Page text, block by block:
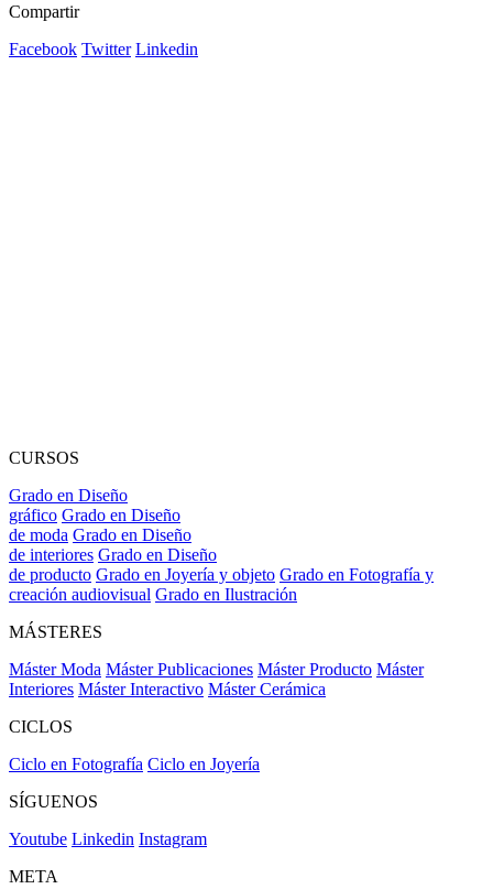
Compartir
Facebook Twitter Linkedin
CURSOS
Grado en Diseño
gráfico Grado en Diseño
de moda Grado en Diseño
de interiores Grado en Diseño
de producto Grado en Joyería y objeto Grado en Fotografía y
creación audiovisual Grado en Ilustración
MÁSTERES
Máster Moda Máster Publicaciones Máster Producto Máster
Interiores Máster Interactivo Máster Cerámica
CICLOS
Ciclo en Fotografía Ciclo en Joyería
SÍGUENOS
Youtube Linkedin Instagram
META